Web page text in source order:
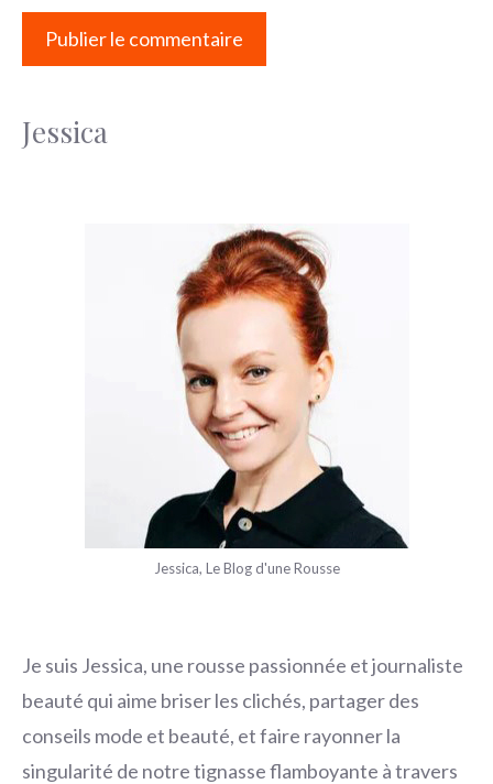
Jessica
Jessica, Le Blog d'une Rousse
Je suis Jessica, une rousse passionnée et journaliste
beauté qui aime briser les clichés, partager des
conseils mode et beauté, et faire rayonner la
singularité de notre tignasse flamboyante à travers